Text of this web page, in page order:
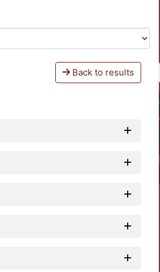
Back to results